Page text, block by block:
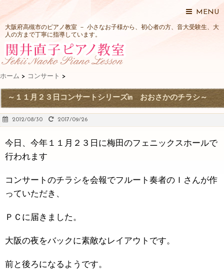
MENU
大阪府高槻市のピアノ教室 － 小さなお子様から、初心者の方、音大受験生、大
人の方まで丁寧に指導しています。
ホーム > コンサート >
～１１月２３日コンサートシリーズin おおさかのチラシ～
2012/08/30 2017/09/26
今日、今年１１月２３日に梅田のフェニックスホールで
行われます
コンサートのチラシを会報でフルート奏者のＩさんが作
っていただき、
ＰＣに届きました。
大阪の夜をバックに素敵なレイアウトです。
前と後ろになるようです。